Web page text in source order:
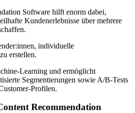
Software hilft enorm dabei,
Kundenerlebnisse über mehrere
individuelle
erstellen.
Learning und ermöglicht
Segmentierungen sowie A/B-Tests
Profilen.
Recommendation